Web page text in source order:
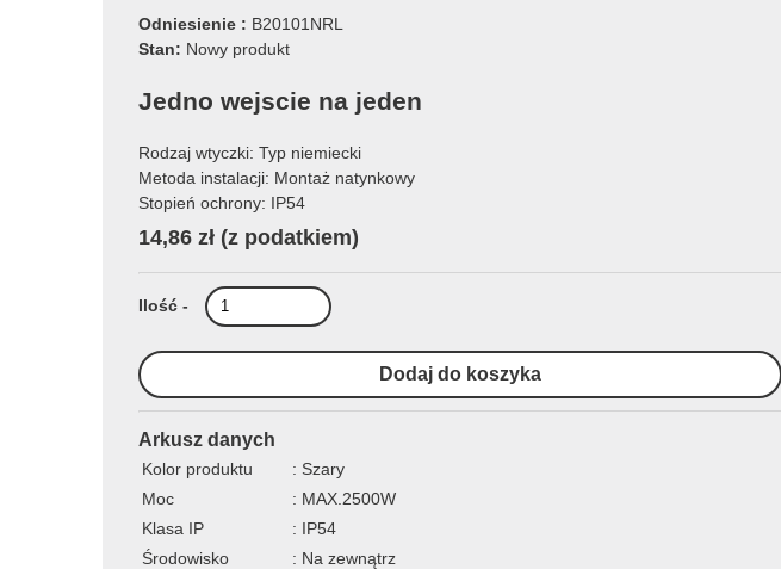
Odniesienie : B20101NRL
Stan: Nowy produkt
Jedno wejscie na jeden
Rodzaj wtyczki: Typ niemiecki
Metoda instalacji: Montaż natynkowy
Stopień ochrony: IP54
14,86 zł (z podatkiem)
Ilość -
Arkusz danych
Kolor produktu
: Szary
Moc
: MAX.2500W
Klasa IP
: IP54
Środowisko
: Na zewnątrz